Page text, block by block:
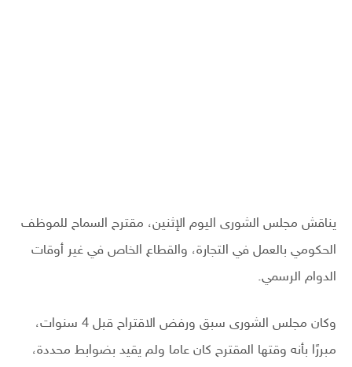
يناقش مجلس الشورى اليوم الإثنين، مقترح السماح للموظف
الحكومي بالعمل في التجارة، والقطاع الخاص في غير أوقات
الدوام الرسمي.
وكان مجلس الشورى سبق ورفض الاقتراح قبل 4 سنوات،
مبررًا بأنه وقتها المقترح كان عاما ولم يقيد بضوابط محددة،